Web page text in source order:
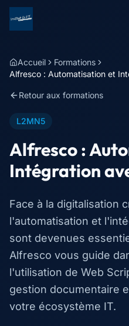
Accueil
Formations
Alfresco : Automatisation et
Retour aux formations
L2MN5
Alfresco :
Intégration
Face à la digitalisation
l'automatisation et
sont devenues
Alfresco vous guide
l'utilisation de Web
gestion documentaire
votre écosystème IT.